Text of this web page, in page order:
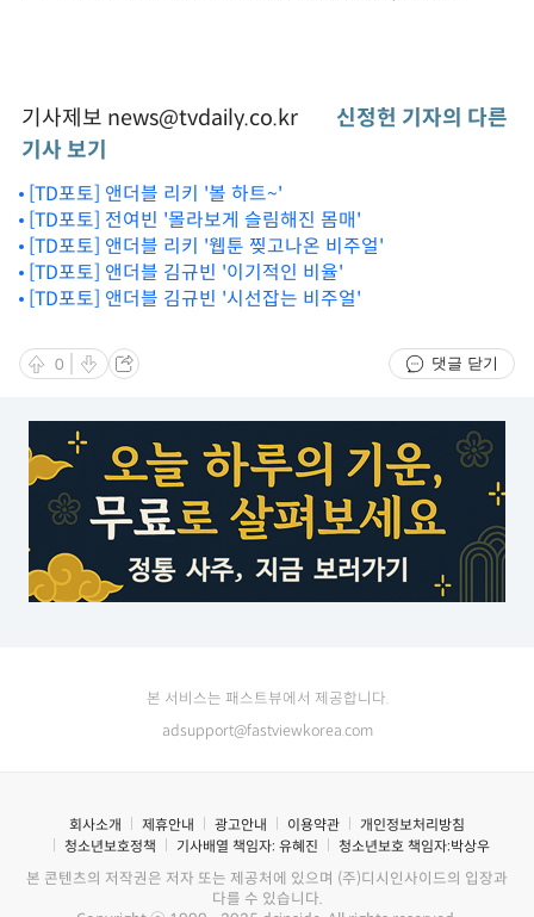
기사제보 news@tvdaily.co.kr 신정헌 기자의 다른
기사 보기
[TD포토] 앤더블 리키 '볼 하트~'
[TD포토] 전여빈 '몰라보게 슬림해진 몸매'
[TD포토] 앤더블 리키 '웹툰 찢고나온 비주얼'
[TD포토] 앤더블 김규빈 '이기적인 비율'
[TD포토] 앤더블 김규빈 '시선잡는 비주얼'
0 댓글 닫기
본 서비스는 패스트뷰에서 제공합니다.
adsupport@fastviewkorea.com
회사소개 제휴안내 광고안내 이용약관
개인정보처리방침
청소년보호정책
기사배열 책임자: 유혜진 청소년보호 책임자:박상우
본 콘텐츠의 저작권은 저자 또는 제공처에 있으며 (주)디시인사이드의 입장과
다를 수 있습니다.